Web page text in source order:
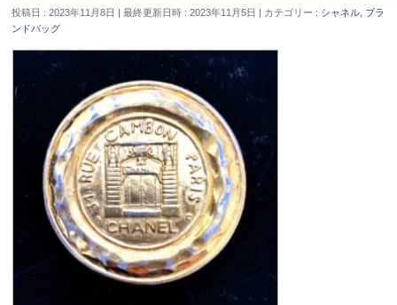
投稿日 : 2023年11月8日 最終更新日時 : 2023年11月5日 カテゴリー : シャネル ブラ
ンドバッグ